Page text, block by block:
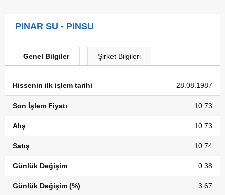
PINAR SU - PINSU
Genel Bilgiler Şirket Bilgileri
Hissenin ilk işlem tarihi 28.08.1987
Son İşlem Fiyatı 10.73
Alış 10.73
Satış 10.74
Günlük Değişim 0.38
Günlük Değişim (%) 3.67